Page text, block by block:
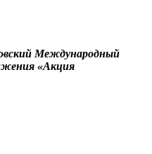
Международный
«Акция